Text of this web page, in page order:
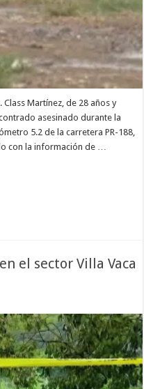
Martínez, de 28 años y
asesinado durante la
5.2 de la carretera PR-188,
con la información de …
el sector Villa Vaca